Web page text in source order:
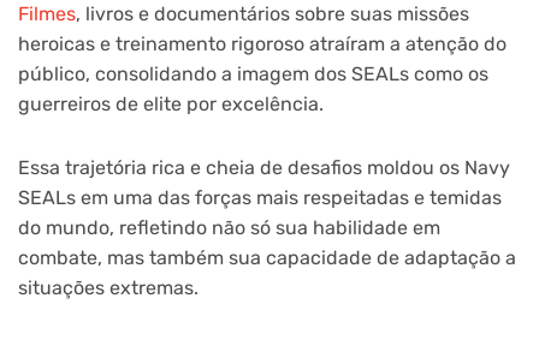
Filmes, livros e documentários sobre suas missões
heroicas e treinamento rigoroso atraíram a atenção do
público, consolidando a imagem dos SEALs como os
guerreiros de elite por excelência.
Essa trajetória rica e cheia de desafios moldou os Navy
SEALs em uma das forças mais respeitadas e temidas
do mundo, refletindo não só sua habilidade em
combate, mas também sua capacidade de adaptação a
situações extremas.